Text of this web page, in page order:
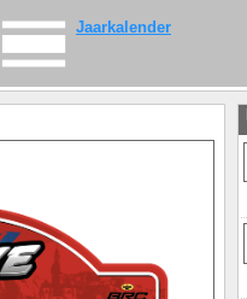
Jaarkalender